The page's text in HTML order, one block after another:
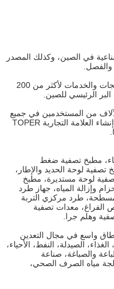
في الصين، وكذلك المصدر
منذ عام 2006، زينغتشو توبر قد زودت المنتجات والخدمات لأكثر من 200
البر الرئيسي للصين.
من المستخدمين في جميع
أنحاء الصين والعملاء في الأسواق العالمية."إنشاء العلامة التجارية TOPER
مطبخ تصفية ضغط
تصفية لوحة الحديد والإطار،
لوحة مستديرة، مطبخ
وإزالة المياه، جهاز طرد
طرد مركزي التربة
الفراغ، معدات تصفية
وهلم جرا.
واسع في مجال التعدين
الغذاء، الصيدلة، النفط، الأحياء،
والصباغة، صناعة
مياه الصرف الصحي،